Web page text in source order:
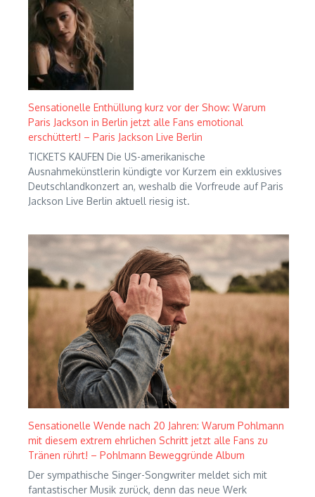
Sensationelle Enthüllung kurz vor der Show: Warum
Paris Jackson in Berlin jetzt alle Fans emotional
erschüttert! – Paris Jackson Live Berlin
TICKETS KAUFEN Die US-amerikanische
Ausnahmekünstlerin kündigte vor Kurzem ein exklusives
Deutschlandkonzert an, weshalb die Vorfreude auf Paris
Jackson Live Berlin aktuell riesig ist.
Sensationelle Wende nach 20 Jahren: Warum Pohlmann
mit diesem extrem ehrlichen Schritt jetzt alle Fans zu
Tränen rührt! – Pohlmann Beweggründe Album
Der sympathische Singer-Songwriter meldet sich mit
fantastischer Musik zurück, denn das neue Werk